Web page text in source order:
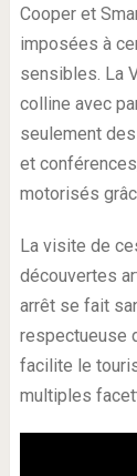
Cooper et
imposées à
sensibles. La
colline avec
seulement
et
motorisés
La visite de
découvertes
arrêt se fait
respectueuse
facilite le
multiples